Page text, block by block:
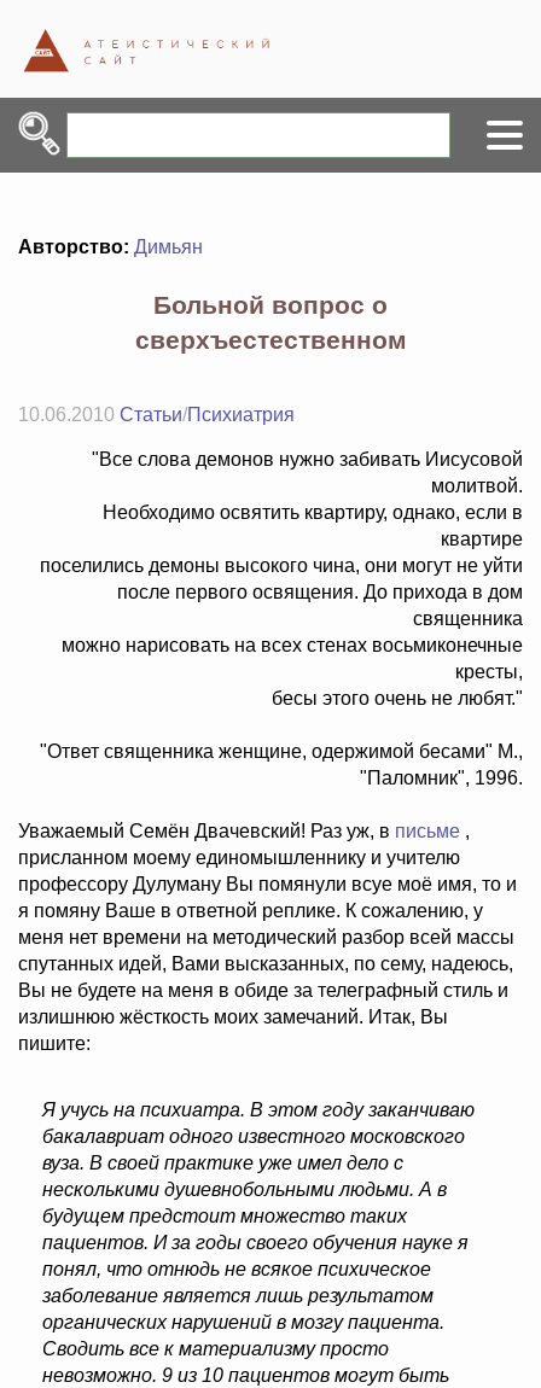
Авторство: Димьян
Больной вопрос о
сверхъестественном
10.06.2010 Статьи/Психиатрия
"Все слова демонов нужно забивать Иисусовой
молитвой.
Необходимо освятить квартиру, однако, если в
квартире
поселились демоны высокого чина, они могут не уйти
после первого освящения. До прихода в дом
священника
можно нарисовать на всех стенах восьмиконечные
кресты,
бесы этого очень не любят."
"Ответ священника женщине, одержимой бесами" М.,
"Паломник", 1996.
Уважаемый Семён Двачевский! Раз уж, в письме ,
присланном моему единомышленнику и учителю
профессору Дулуману Вы помянули всуе моё имя, то и
я помяну Ваше в ответной реплике. К сожалению, у
меня нет времени на методический разбор всей массы
спутанных идей, Вами высказанных, по сему, надеюсь,
Вы не будете на меня в обиде за телеграфный стиль и
излишнюю жёсткость моих замечаний. Итак, Вы
пишите:
Я учусь на психиатра. В этом году заканчиваю
бакалавриат одного известного московского
вуза. В своей практике уже имел дело с
несколькими душевнобольными людьми. А в
будущем предстоит множество таких
пациентов. И за годы своего обучения науке я
понял, что отнюдь не всякое психическое
заболевание является лишь результатом
органических нарушений в мозгу пациента.
Сводить все к материализму просто
невозможно. 9 из 10 пациентов могут быть